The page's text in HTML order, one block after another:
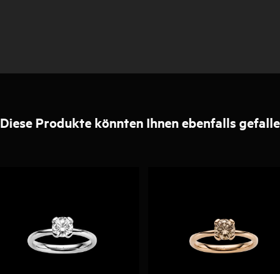
Diese Produkte könnten Ihnen ebenfalls